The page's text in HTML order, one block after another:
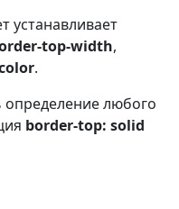
устанавливает
top-width,
.
любого
border-top: solid